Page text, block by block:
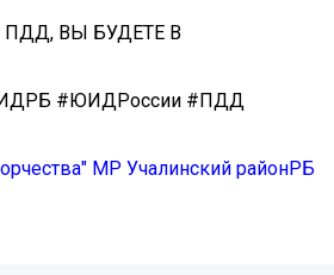
ПДД, ВЫ БУДЕТЕ В
#ЮИДРоссии #ПДД
МР Учалинский районРБ